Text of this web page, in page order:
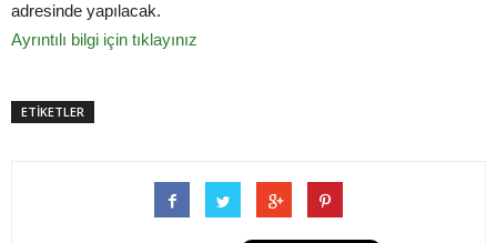
adresinde yapılacak.
Ayrıntılı bilgi için tıklayınız
ETİKETLER